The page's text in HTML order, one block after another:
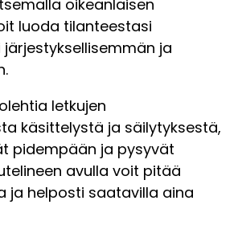
oikeanlaisen
luoda tilanteestasi
ja
letkujen
käsittelystä ja säilytyksestä,
pidempään ja pysyvät
avulla voit pitää
ja helposti saatavilla aina